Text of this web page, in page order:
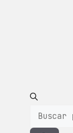
De